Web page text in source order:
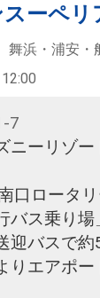
ーペリ
舞浜・浦安・
7
ニーリゾ
口ロータ
バス乗り
バスで約5
りエアポ